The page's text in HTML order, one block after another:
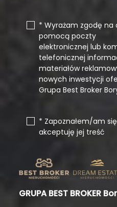
GRUPA BEST BROKER
* Wyrażam zgodę na
pomocą poczty
elektronicznej lub
telefonicznej
materiałów
nowych inwestycji
Grupa Best Broker
* Zapoznałem/am
akceptuję jej treść